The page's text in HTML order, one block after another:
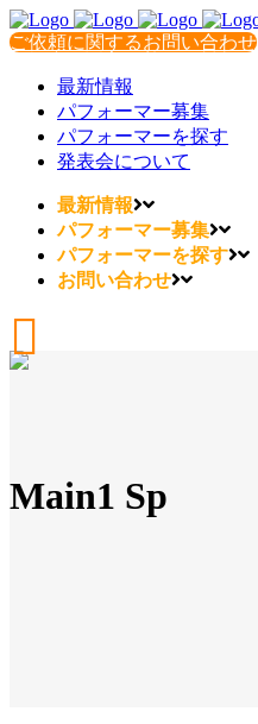
ご依頼に関するお問い合わせ
最新情報
パフォーマー募集
パフォーマーを探す
発表会について
最新情報
パフォーマー募集
パフォーマーを探す
お問い合わせ
Main1 Sp